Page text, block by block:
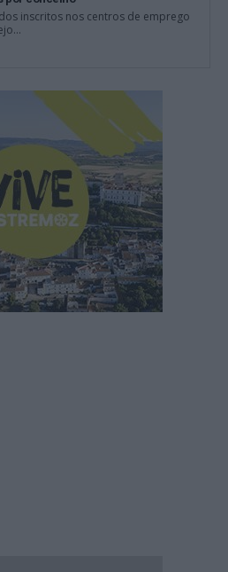
inscritos nos centros de emprego